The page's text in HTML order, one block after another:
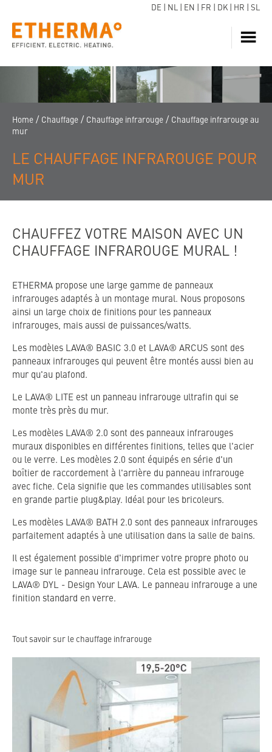
DE NL EN FR DK HR SL
CHAUFFAGE
EAU CHAUDE
POMPE À CHALEUR
DOWNLOADS
BLOGS
TROUVEZ UN REVENDEUR
FAQ
Home / Chauffage / Chauffage infrarouge / Chauffage infrarouge au
mur
LE CHAUFFAGE INFRAROUGE POUR
MUR
CHAUFFEZ VOTRE MAISON AVEC UN
CHAUFFAGE INFRAROUGE MURAL !
ETHERMA propose une large gamme de panneaux
infrarouges adaptés à un montage mural. Nous proposons
ainsi un large choix de finitions pour les panneaux
infrarouges, mais aussi de puissances/watts.
Les modèles LAVA® BASIC 3.0 et LAVA® ARCUS sont des
panneaux infrarouges qui peuvent être montés aussi bien au
mur qu'au plafond.
Le LAVA® LITE est un panneau infrarouge ultrafin qui se
monte très près du mur.
Les modèles LAVA® 2.0 sont des panneaux infrarouges
muraux disponibles en différentes finitions, telles que l'acier
ou le verre. Les modèles 2.0 sont équipés en série d'un
boîtier de raccordement à l'arrière du panneau infrarouge
avec fiche. Cela signifie que les commandes utilisables sont
en grande partie plug&play. Idéal pour les bricoleurs.
Les modèles LAVA® BATH 2.0 sont des panneaux infrarouges
parfaitement adaptés à une utilisation dans la salle de bains.
Il est également possible d'imprimer votre propre photo ou
image sur le panneau infrarouge. Cela est possible avec le
LAVA® DYL - Design Your LAVA. Le panneau infrarouge a une
finition standard en verre.
Tout savoir sur le chauffage infrarouge